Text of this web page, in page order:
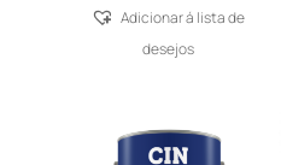
9,75 €
Adicionar á lista de
desejos